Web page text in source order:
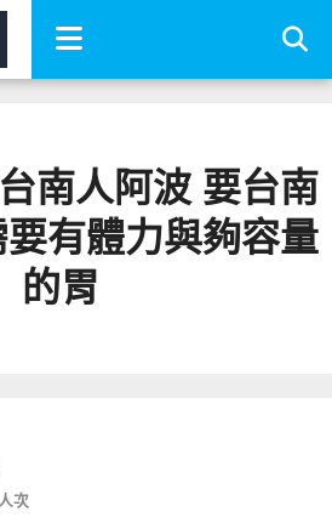
南人阿波 要台南
有體力與夠容量
的胃
次